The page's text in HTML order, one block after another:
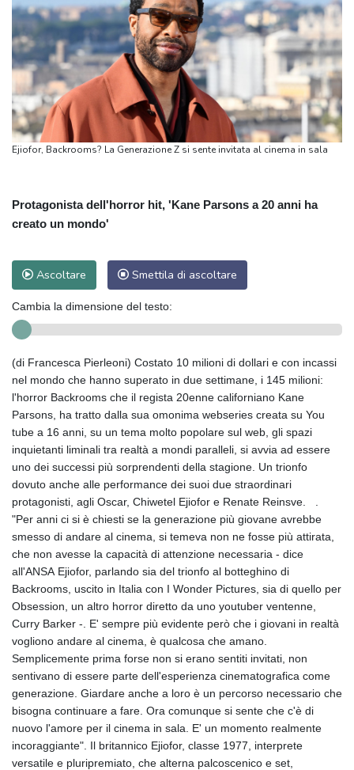
Ejiofor, Backrooms? La Generazione Z si sente invitata al cinema in sala
Protagonista dell'horror hit, 'Kane Parsons a 20 anni ha
creato un mondo'
Ascoltare Smettila di ascoltare
Cambia la dimensione del testo:
(di Francesca Pierleoni) Costato 10 milioni di dollari e con incassi
nel mondo che hanno superato in due settimane, i 145 milioni:
l'horror Backrooms che il regista 20enne californiano Kane
Parsons, ha tratto dalla sua omonima webseries creata su You
tube a 16 anni, su un tema molto popolare sul web, gli spazi
inquietanti liminali tra realtà a mondi paralleli, si avvia ad essere
uno dei successi più sorprendenti della stagione. Un trionfo
dovuto anche alle performance dei suoi due straordinari
protagonisti, agli Oscar, Chiwetel Ejiofor e Renate Reinsve. .
"Per anni ci si è chiesti se la generazione più giovane avrebbe
smesso di andare al cinema, si temeva non ne fosse più attirata,
che non avesse la capacità di attenzione necessaria - dice
all'ANSA Ejiofor, parlando sia del trionfo al botteghino di
Backrooms, uscito in Italia con I Wonder Pictures, sia di quello per
Obsession, un altro horror diretto da uno youtuber ventenne,
Curry Barker -. E' sempre più evidente però che i giovani in realtà
vogliono andare al cinema, è qualcosa che amano.
Semplicemente prima forse non si erano sentiti invitati, non
sentivano di essere parte dell'esperienza cinematografica come
generazione. Giardare anche a loro è un percorso necessario che
bisogna continuare a fare. Ora comunque si sente che c'è di
nuovo l'amore per il cinema in sala. E' un momento realmente
incoraggiante". Il britannico Ejiofor, classe 1977, interprete
versatile e pluripremiato, che alterna palcoscenico e set,